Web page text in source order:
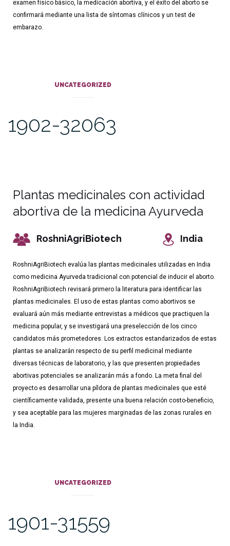
examen físico básico, la medicación abortiva, y el éxito del aborto se
confirmará mediante una lista de síntomas clínicos y un test de
embarazo.
UNCATEGORIZED
1902-32063
Plantas medicinales con actividad
abortiva de la medicina Ayurveda
RoshniAgriBiotech India
RoshniAgriBiotech evalúa las plantas medicinales utilizadas en India
como medicina Ayurveda tradicional con potencial de inducir el aborto.
RoshniAgriBiotech revisará primero la literatura para identificar las
plantas medicinales. El uso de estas plantas como abortivos se
evaluará aún más mediante entrevistas a médicos que practiquen la
medicina popular, y se investigará una preselección de los cinco
candidatos más prometedores. Los extractos estandarizados de estas
plantas se analizarán respecto de su perfil medicinal mediante
diversas técnicas de laboratorio, y las que presenten propiedades
abortivas potenciales se analizarán más a fondo. La meta final del
proyecto es desarrollar una píldora de plantas medicinales que esté
científicamente validada, presente una buena relación costo-beneficio,
y sea aceptable para las mujeres marginadas de las zonas rurales en
la India.
UNCATEGORIZED
1901-31559